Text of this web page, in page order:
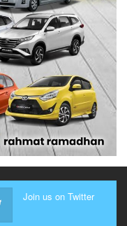
Join us on Twitter